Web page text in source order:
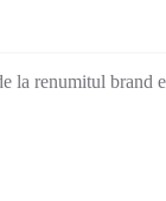
la renumitul brand